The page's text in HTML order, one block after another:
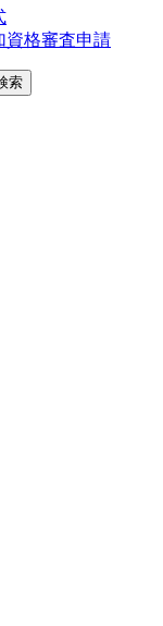
資格審査申請